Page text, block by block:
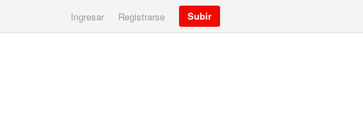
Ingresar Registrarse Subir